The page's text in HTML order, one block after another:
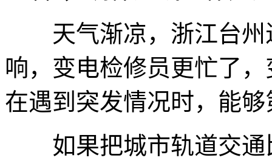
天气渐凉，浙江台州
响，变电检修员更忙了
在遇到突发情况时，能
如果把城市轨道交通